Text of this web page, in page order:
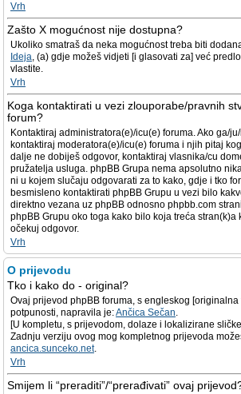
Vrh
Zašto X mogućnost nije dostupna?
Ukoliko smatraš da neka mogućnost treba biti
Ideja, (a) gdje možeš vidjeti [i glasovati za] već
vlastite.
Vrh
Koga kontaktirati u vezi zlouporabe/pravnih
forum?
Kontaktiraj administratora(e)/icu(e) foruma. Ako ga/
kontaktiraj moderatora(e)/icu(e) foruma i njih pitaj
dalje ne dobiješ odgovor, kontaktiraj vlasnika/cu
pružatelja usluga. phpBB Grupa nema apsolutno
ni u kojem slučaju odgovarati za to kako, gdje i tko
besmisleno kontaktirati phpBB Grupu u vezi bilo
direktno vezana uz phpBB odnosno phpbb.com
phpBB Grupu oko toga kako bilo koja treća stran(k)a
očekuj odgovor.
Vrh
O prijevodu
Tko i kako do - original?
Ovaj prijevod phpBB foruma, s engleskog [originalna
potpunosti, napravila je:Ančica Sečan.
[U kompletu, s prijevodom, dolaze i lokalizirane
Zadnju verziju ovog mog kompletnog prijevoda
ancica.sunceko.net.
Vrh
Smijem li “preraditi”/“prerađivati” ovaj